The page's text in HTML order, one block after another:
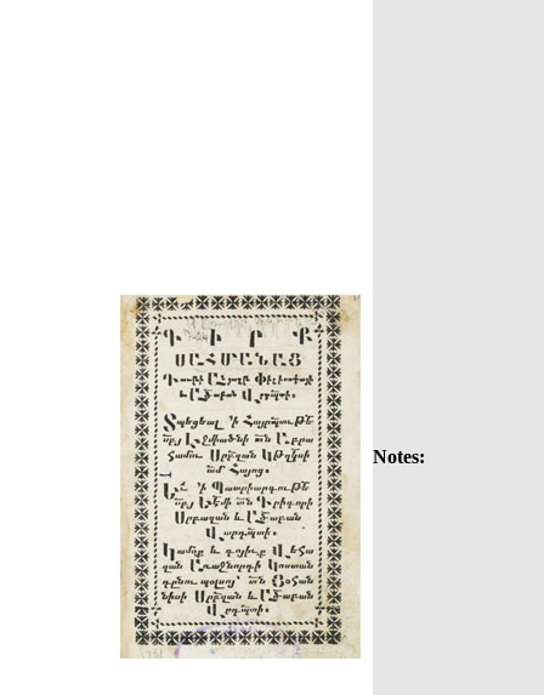
Notes: